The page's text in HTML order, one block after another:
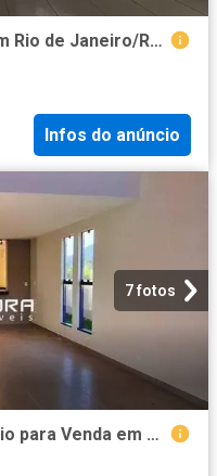
Casa / Sobrado para Venda em Rio de Janeiro/RJ Irajá 2 Quartos
Infos do anúncio
7 fotos
Casa / Sobrado em Condomínio para Venda em Maricá/RJ Cajueiros Itaipuaçu 4 Quartos